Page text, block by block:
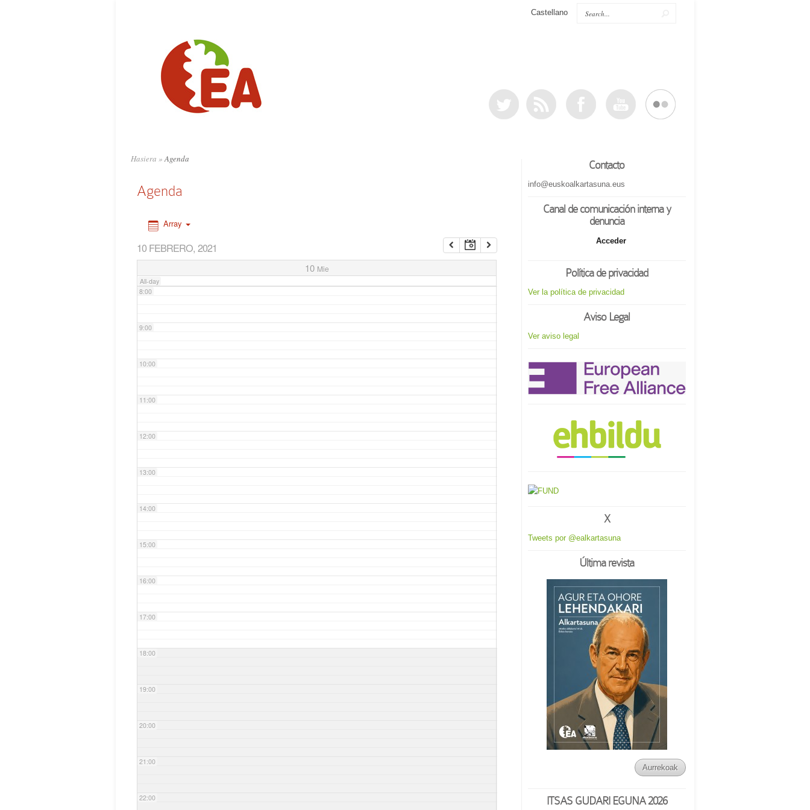
Castellano
Hasiera »Agenda
Agenda
Array
10 FEBRERO, 2021
10 Mie
All-day
6:00
8:00
9:00
10:00
11:00
12:00
13:00
14:00
15:00
16:00
17:00
18:00
19:00
20:00
21:00
22:00
Contacto
info@euskoalkartasuna.eus
Canal de comunicación interna y
denuncia
Acceder
Política de privacidad
Ver la política de privacidad
Aviso Legal
Ver aviso legal
X
Tweets por @ealkartasuna
Última revista
Aurrekoak
ITSAS GUDARI EGUNA 2026